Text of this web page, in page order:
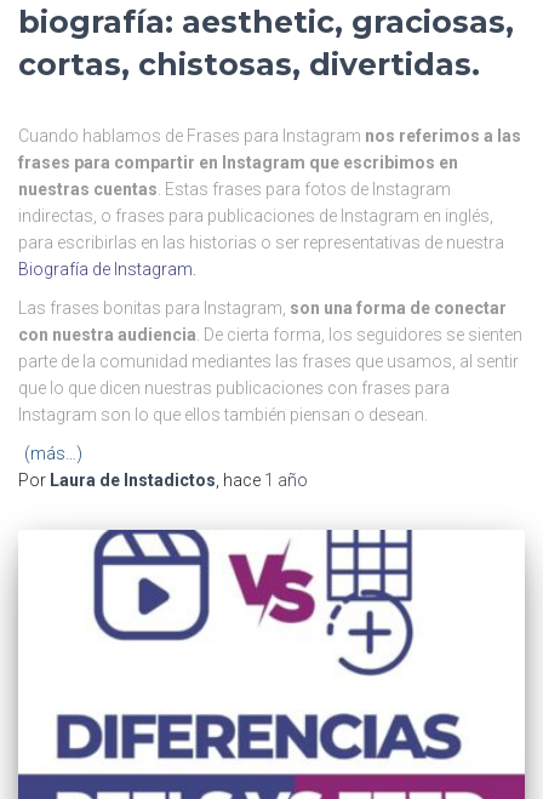
biografía: aesthetic, graciosas,
cortas, chistosas, divertidas.
Cuando hablamos de Frases para Instagram nos referimos a las
frases para compartir en Instagram que escribimos en
nuestras cuentas. Estas frases para fotos de Instagram
indirectas, o frases para publicaciones de Instagram en inglés,
para escribirlas en las historias o ser representativas de nuestra
Biografía de Instagram.
Las frases bonitas para Instagram, son una forma de conectar
con nuestra audiencia. De cierta forma, los seguidores se sienten
parte de la comunidad mediantes las frases que usamos, al sentir
que lo que dicen nuestras publicaciones con frases para
Instagram son lo que ellos también piensan o desean.
(más…)
Por Laura de Instadictos, hace 1 año